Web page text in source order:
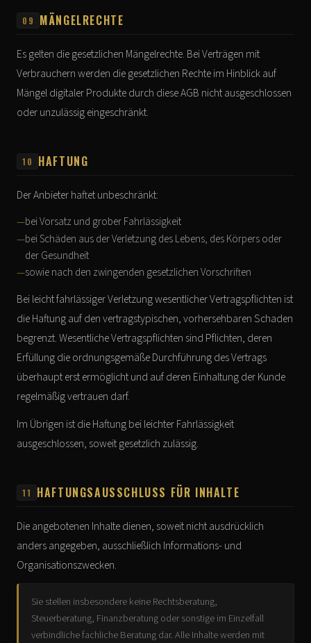
09 MÄNGELRECHTE
Es gelten die gesetzlichen Mängelrechte. Bei Verträgen mit
Verbrauchern werden die gesetzlichen Rechte im Hinblick auf
Mängel digitaler Produkte durch diese AGB nicht ausgeschlossen
oder unzulässig eingeschränkt.
10 HAFTUNG
Der Anbieter haftet unbeschränkt:
bei Vorsatz und grober Fahrlässigkeit
bei Schäden aus der Verletzung des Lebens, des Körpers oder
der Gesundheit
sowie nach den zwingenden gesetzlichen Vorschriften
Bei leicht fahrlässiger Verletzung wesentlicher Vertragspflichten ist
die Haftung auf den vertragstypischen, vorhersehbaren Schaden
begrenzt. Wesentliche Vertragspflichten sind Pflichten, deren
Erfüllung die ordnungsgemäße Durchführung des Vertrags
überhaupt erst ermöglicht und auf deren Einhaltung der Kunde
regelmäßig vertrauen darf.
Im Übrigen ist die Haftung bei leichter Fahrlässigkeit
ausgeschlossen, soweit gesetzlich zulässig.
11 HAFTUNGSAUSSCHLUSS FÜR INHALTE
Die angebotenen Inhalte dienen, soweit nicht ausdrücklich
anders angegeben, ausschließlich Informations- und
Organisationszwecken.
Sie stellen insbesondere keine Rechtsberatung,
Steuerberatung, Finanzberatung oder sonstige im Einzelfall
verbindliche fachliche Beratung dar. Alle Inhalte werden mit